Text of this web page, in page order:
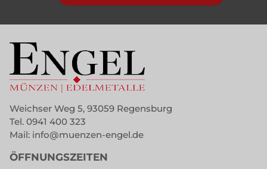
Weichser Weg 5, 93059 Regensburg
Tel. 0941 400 323
Mail: info@muenzen-engel.de
ÖFFNUNGSZEITEN